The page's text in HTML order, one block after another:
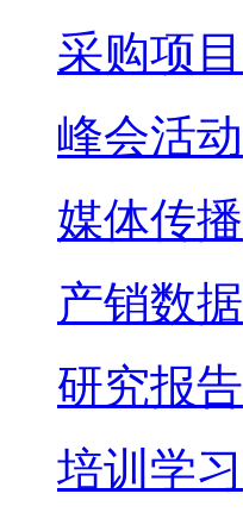
采购项目
峰会活动
媒体传播
产销数据
研究报告
培训学习